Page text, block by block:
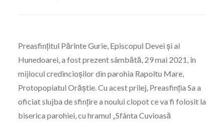
Preasfințitul Părinte Gurie, Episcopul Devei și al
Hunedoarei, a fost prezent sâmbătă, 29 mai 2021, în
mijlocul credincioșilor din parohia Rapoltu Mare,
Protopopiatul Orăștie. Cu acest prilej, Preasfinția Sa a
oficiat slujba de sfințire a noului clopot ce va fi folosit la
biserica parohiei, cu hramul „Sfânta Cuvioasă